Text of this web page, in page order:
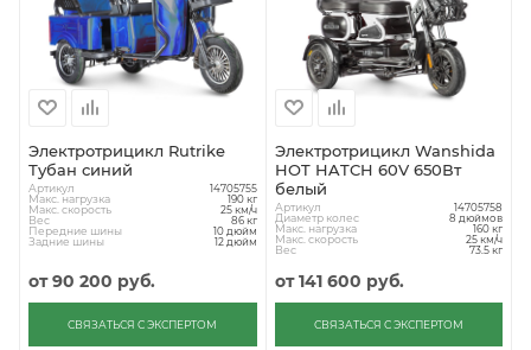
Электротрицикл Rutrike
Тубан синий
Артикул 14705755
Макс. нагрузка 190 кг
Макс. скорость 25 км/ч
Вес 86 кг
Передние шины 10 дюйм
Задние шины 12 дюйм
от90 200 руб.
СВЯЗАТЬСЯ С ЭКСПЕРТОМ
Электротрицикл Wanshida
HOT HATCH 60V 650Вт
белый
Артикул 14705758
Диаметр колес 8 дюймов
Макс. нагрузка 160 кг
Макс. скорость 25 км/ч
Вес 73.5 кг
от141 600 руб.
СВЯЗАТЬСЯ С ЭКСПЕРТОМ